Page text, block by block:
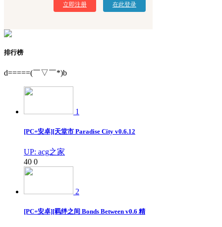
立即注册 在此登录
排行榜
d=====(￣▽￣*)b
1
[PC+安卓][天堂市 Paradise City v0.6.12
UP: acg之家
40 0
2
[PC+安卓][羁绊之间 Bonds Between v0.6 精